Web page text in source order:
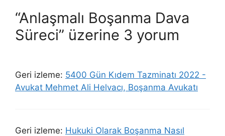
“Anlaşmalı Boşanma Dava
Süreci” üzerine 3 yorum
Geri izleme: 5400 Gün Kıdem Tazminatı 2022 -
Avukat Mehmet Ali Helvacı, Boşanma Avukatı
Geri izleme: Hukuki Olarak Boşanma Nasıl